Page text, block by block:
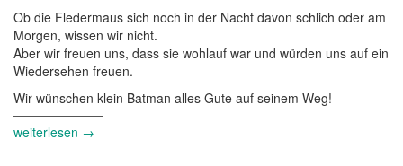
Ob die Fledermaus sich noch in der Nacht davon schlich oder am
Morgen, wissen wir nicht.
Aber wir freuen uns, dass sie wohlauf war und würden uns auf ein
Wiedersehen freuen.
Wir wünschen klein Batman alles Gute auf seinem Weg!
weiterlesen →